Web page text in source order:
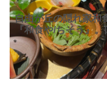
自由が丘の隠れ家和
『和食や/ちそう』。
ミでも高評価の和食
店です。自由が丘駅
口から徒歩5分、アク
もしやすく、おしゃ